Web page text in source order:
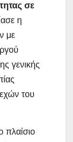
σε
η
με
γενικής
του
πλαίσιο